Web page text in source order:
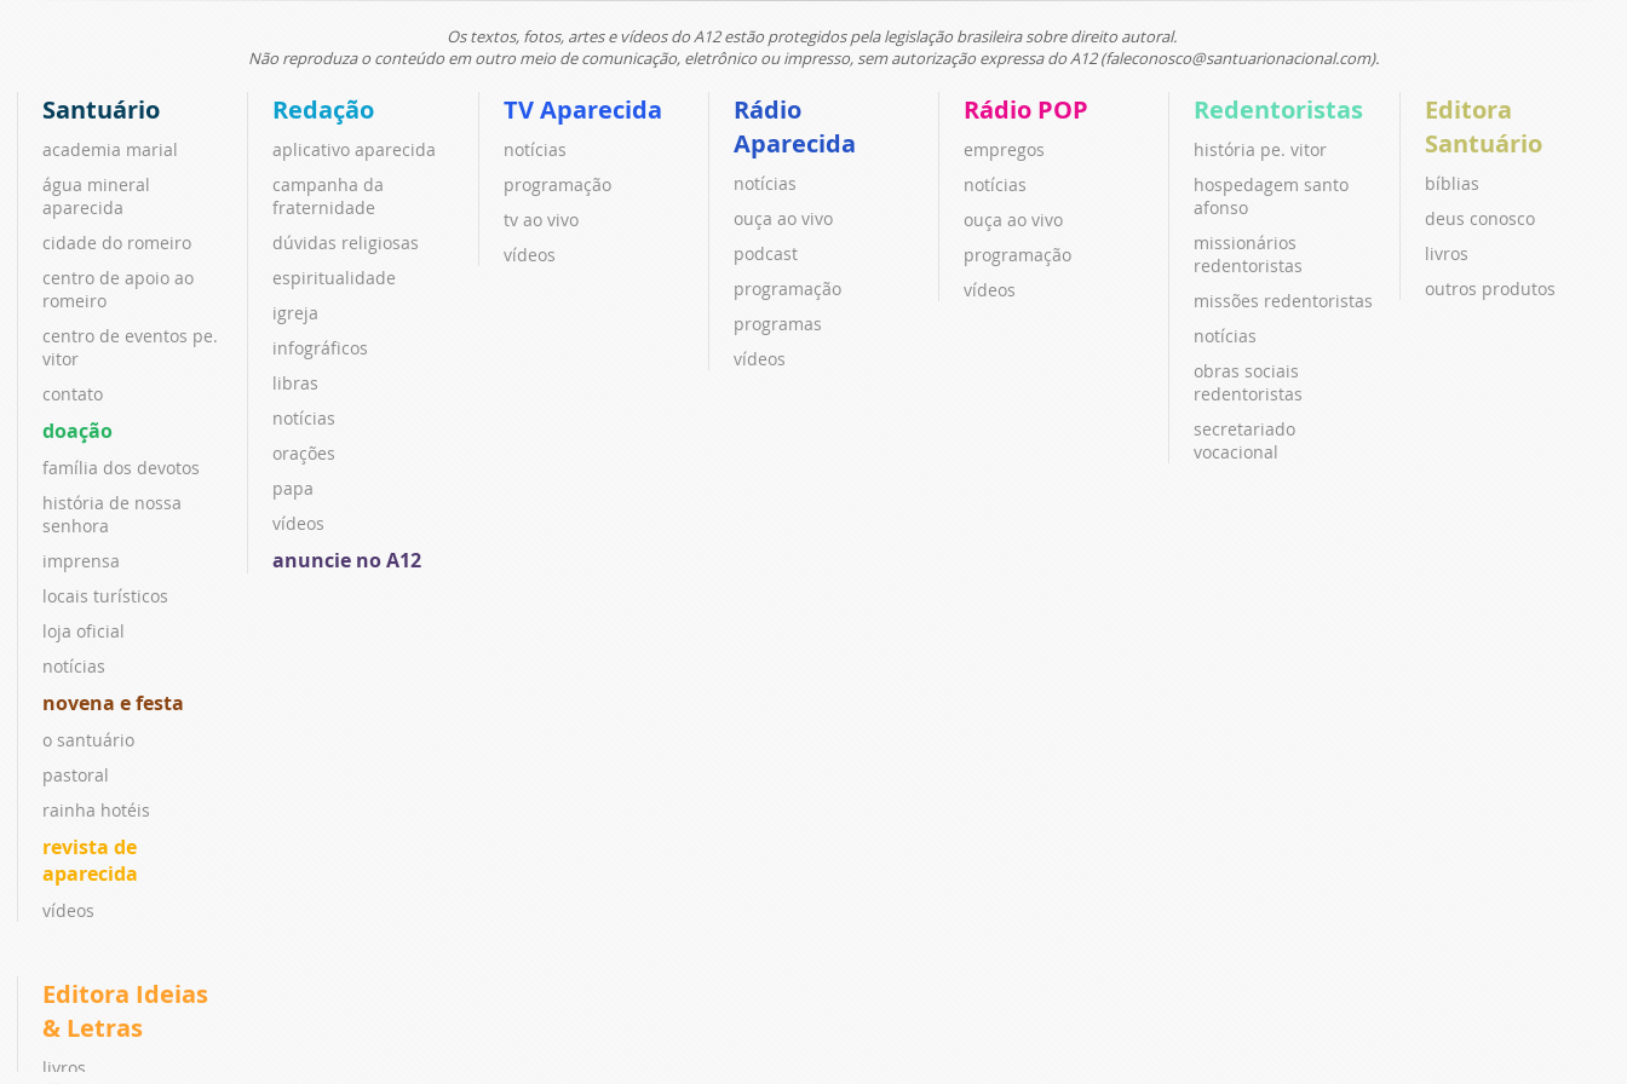
Os textos, fotos, artes e vídeos do A12 estão protegidos pela legislação brasileira sobre direito autoral.
Não reproduza o conteúdo em outro meio de comunicação, eletrônico ou impresso, sem autorização expressa do A12 (faleconosco@santuarionacional.com).
Santuário
academia marial
água mineral
aparecida
cidade do romeiro
centro de apoio ao
romeiro
centro de eventos pe.
vitor
contato
doação
família dos devotos
história de nossa
senhora
imprensa
locais turísticos
loja oficial
notícias
novena e festa
o santuário
pastoral
rainha hotéis
revista de
aparecida
vídeos
Redação
aplicativo aparecida
campanha da
fraternidade
dúvidas religiosas
espiritualidade
igreja
infográficos
libras
notícias
orações
papa
vídeos
anuncie no A12
TV Aparecida
notícias
programação
tv ao vivo
vídeos
Rádio
Aparecida
notícias
ouça ao vivo
podcast
programação
programas
vídeos
Rádio POP
empregos
notícias
ouça ao vivo
programação
vídeos
Redentoristas
história pe. vitor
hospedagem santo
afonso
missionários
redentoristas
missões redentoristas
notícias
obras sociais
redentoristas
secretariado
vocacional
Editora
Santuário
bíblias
deus conosco
livros
outros produtos
Editora Ideias
& Letras
livros